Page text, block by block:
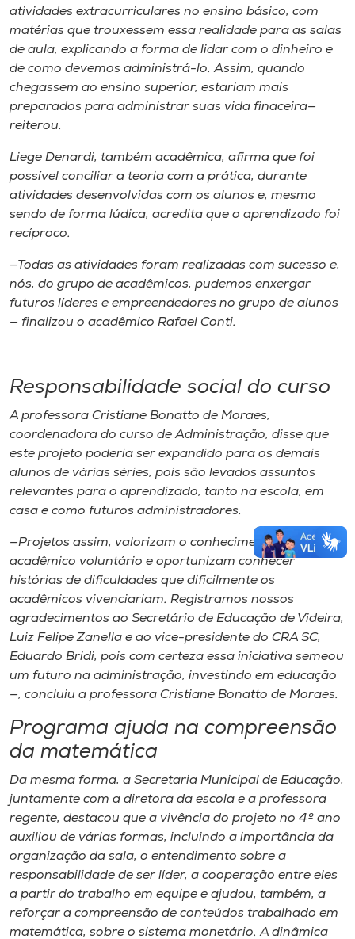
atividades extracurriculares no ensino básico, com
matérias que trouxessem essa realidade para as salas
de aula, explicando a forma de lidar com o dinheiro e
de como devemos administrá-lo. Assim, quando
chegassem ao ensino superior, estariam mais
preparados para administrar suas vida finaceira—
reiterou.
Liege Denardi, também acadêmica, afirma que foi
possível conciliar a teoria com a prática, durante
atividades desenvolvidas com os alunos e, mesmo
sendo de forma lúdica, acredita que o aprendizado foi
recíproco.
—Todas as atividades foram realizadas com sucesso e,
nós, do grupo de acadêmicos, pudemos enxergar
futuros líderes e empreendedores no grupo de alunos
— finalizou o acadêmico Rafael Conti.
Responsabilidade social do curso
A professora Cristiane Bonatto de Moraes,
coordenadora do curso de Administração, disse que
este projeto poderia ser expandido para os demais
alunos de várias séries, pois são levados assuntos
relevantes para o aprendizado, tanto na escola, em
casa e como futuros administradores.
—Projetos assim, valorizam o conhecimento do
acadêmico voluntário e oportunizam conhecer
histórias de dificuldades que dificilmente os
acadêmicos vivenciariam. Registramos nossos
agradecimentos ao Secretário de Educação de Videira,
Luiz Felipe Zanella e ao vice-presidente do CRA SC,
Eduardo Bridi, pois com certeza essa iniciativa semeou
um futuro na administração, investindo em educação
—, concluiu a professora Cristiane Bonatto de Moraes.
Programa ajuda na compreensão
da matemática
Da mesma forma, a Secretaria Municipal de Educação,
juntamente com a diretora da escola e a professora
regente, destacou que a vivência do projeto no 4º ano
auxiliou de várias formas, incluindo a importância da
organização da sala, o entendimento sobre a
responsabilidade de ser líder, a cooperação entre eles
a partir do trabalho em equipe e ajudou, também, a
reforçar a compreensão de conteúdos trabalhado em
matemática, sobre o sistema monetário. A dinâmica